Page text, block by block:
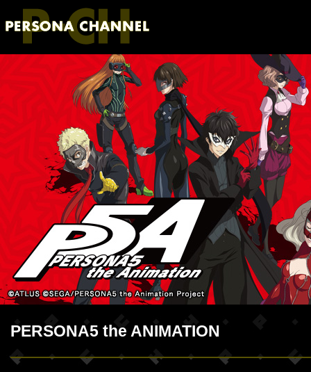
PERSONA5 the ANIMATION